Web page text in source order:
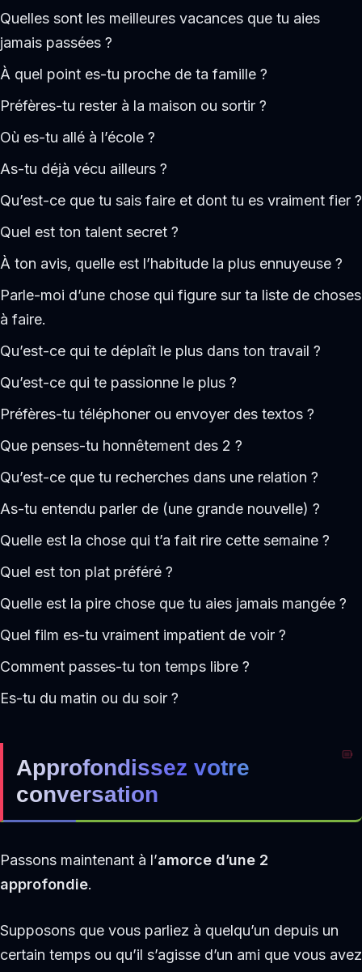
Quelles sont les meilleures vacances que tu aies
jamais passées ?
À quel point es-tu proche de ta famille ?
Préfères-tu rester à la maison ou sortir ?
Où es-tu allé à l’école ?
As-tu déjà vécu ailleurs ?
Qu’est-ce que tu sais faire et dont tu es vraiment fier ?
Quel est ton talent secret ?
À ton avis, quelle est l’habitude la plus ennuyeuse ?
Parle-moi d’une chose qui figure sur ta liste de choses
à faire.
Qu’est-ce qui te déplaît le plus dans ton travail ?
Qu’est-ce qui te passionne le plus ?
Préfères-tu téléphoner ou envoyer des textos ?
Que penses-tu honnêtement des 2 ?
Qu’est-ce que tu recherches dans une relation ?
As-tu entendu parler de (une grande nouvelle) ?
Quelle est la chose qui t’a fait rire cette semaine ?
Quel est ton plat préféré ?
Quelle est la pire chose que tu aies jamais mangée ?
Quel film es-tu vraiment impatient de voir ?
Comment passes-tu ton temps libre ?
Es-tu du matin ou du soir ?
Approfondissez votre
conversation
Passons maintenant à l’amorce d’une 2
approfondie.
Supposons que vous parliez à quelqu’un depuis un
certain temps ou qu’il s’agisse d’un ami que vous avez